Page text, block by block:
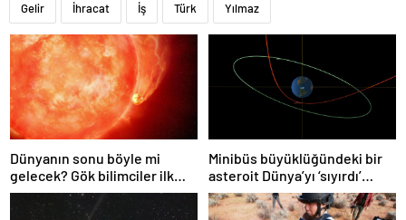
Gelir İhracat İş Türk Yılmaz
Dünyanın sonu böyle mi
gelecek? Gök bilimciler ilk
kez sönen yıldızın gezegeni
yutmasına tanık oldu
Minibüs büyüklüğündeki bir
asteroit Dünya’yı ‘sıyırdı’
geçti